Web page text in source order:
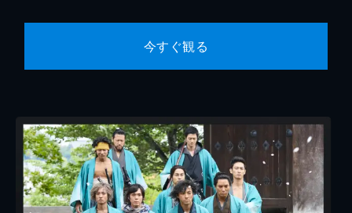
今すぐ観る